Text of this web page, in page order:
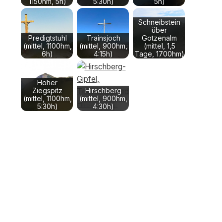
Predigtstuhl
(mittel, 1100hm,
6h)
Trainsjoch
(mittel, 900hm,
4:15h)
Schneibstein
über
Gotzenalm
(mittel, 1,5
Tage, 1700hm)
Hoher
Ziegspitz
(mittel, 1100hm,
5:30h)
Hirschberg
(mittel, 900hm,
4:30h)